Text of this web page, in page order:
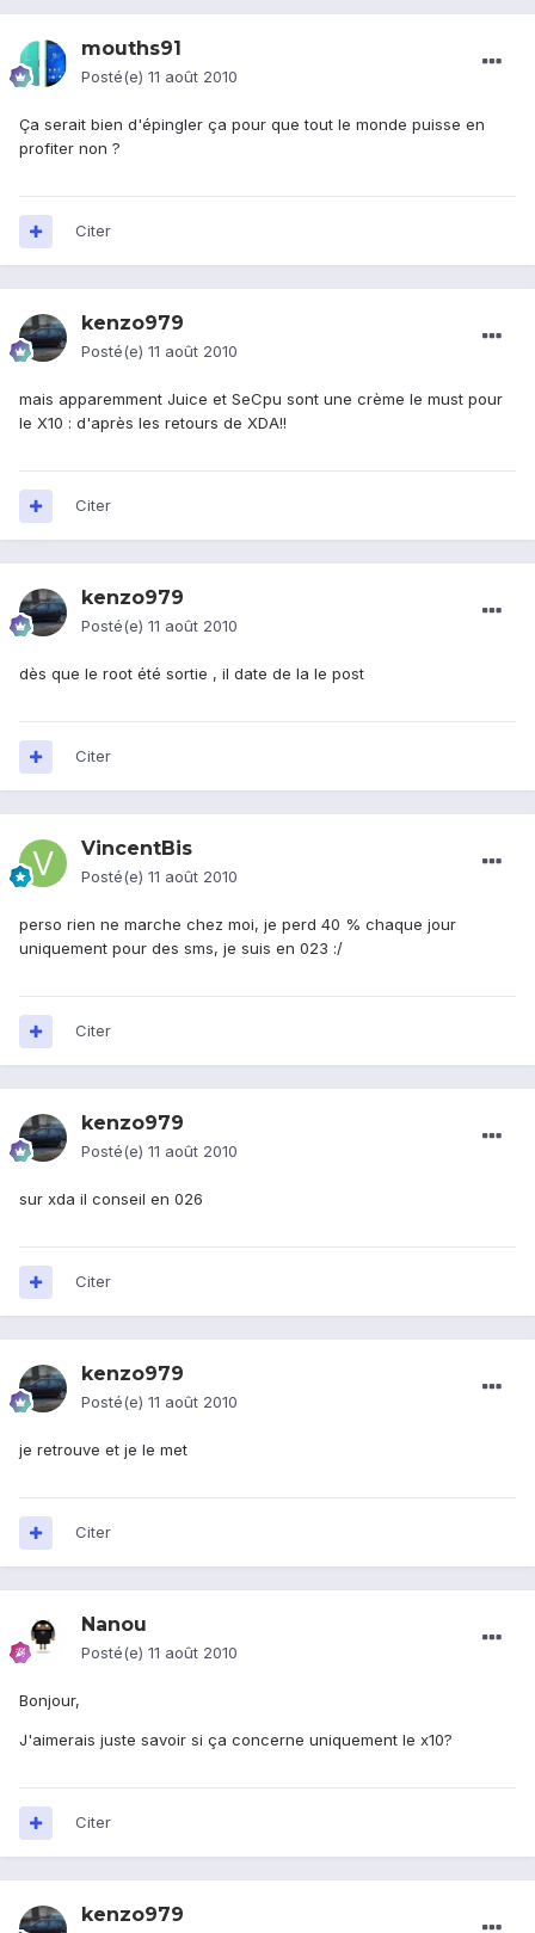
mouths91
Posté(e) 11 août 2010
Ça serait bien d'épingler ça pour que tout le monde puisse en
profiter non ?
Citer
kenzo979
Posté(e) 11 août 2010
mais apparemment Juice et SeCpu sont une crème le must pour
le X10 : d'après les retours de XDA!!
Citer
kenzo979
Posté(e) 11 août 2010
dès que le root été sortie , il date de la le post
Citer
VincentBis
Posté(e) 11 août 2010
perso rien ne marche chez moi, je perd 40 % chaque jour
uniquement pour des sms, je suis en 023 :/
Citer
kenzo979
Posté(e) 11 août 2010
sur xda il conseil en 026
Citer
kenzo979
Posté(e) 11 août 2010
je retrouve et je le met
Citer
Nanou
Posté(e) 11 août 2010
Bonjour,
J'aimerais juste savoir si ça concerne uniquement le x10?
Citer
kenzo979